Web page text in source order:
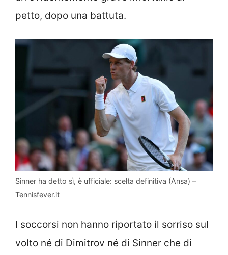
petto, dopo una battuta.
Sinner ha detto sì, è ufficiale: scelta definitiva (Ansa) –
Tennisfever.it
I soccorsi non hanno riportato il sorriso sul
volto né di Dimitrov né di Sinner che di